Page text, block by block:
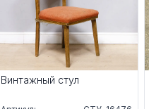
Винтажный стул